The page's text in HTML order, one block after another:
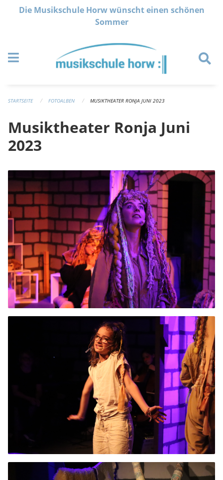
Navigation überspringen
Die Musikschule Horw wünscht einen schönen
Sommer
STARTSEITE FOTOALBEN MUSIKTHEATER RONJA JUNI 2023
Musiktheater Ronja Juni
2023